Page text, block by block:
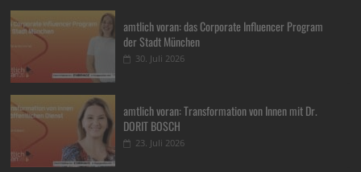
amtlich voran: das Corporate Influencer Program
der Stadt München
30. Juli 2026
amtlich voran: Transformation von Innen mit Dr.
DORIT BOSCH
23. Juli 2026